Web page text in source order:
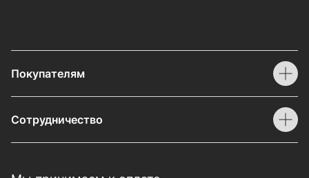
Покупателям
Сотрудничество